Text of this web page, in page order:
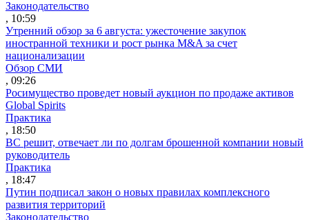
Законодательство
, 10:59
Утренний обзор за 6 августа: ужесточение закупок
иностранной техники и рост рынка M&A за счет
национализации
Обзор СМИ
, 09:26
Росимущество проведет новый аукцион по продаже активов
Global Spirits
Практика
, 18:50
ВС решит, отвечает ли по долгам брошенной компании новый
руководитель
Практика
, 18:47
Путин подписал закон о новых правилах комплексного
развития территорий
Законодательство